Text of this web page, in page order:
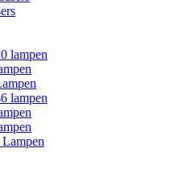
lampen
lampen